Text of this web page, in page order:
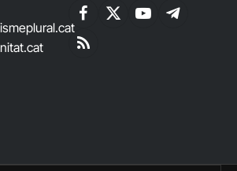
Facebook
X
YouTubeTelegram
RSS